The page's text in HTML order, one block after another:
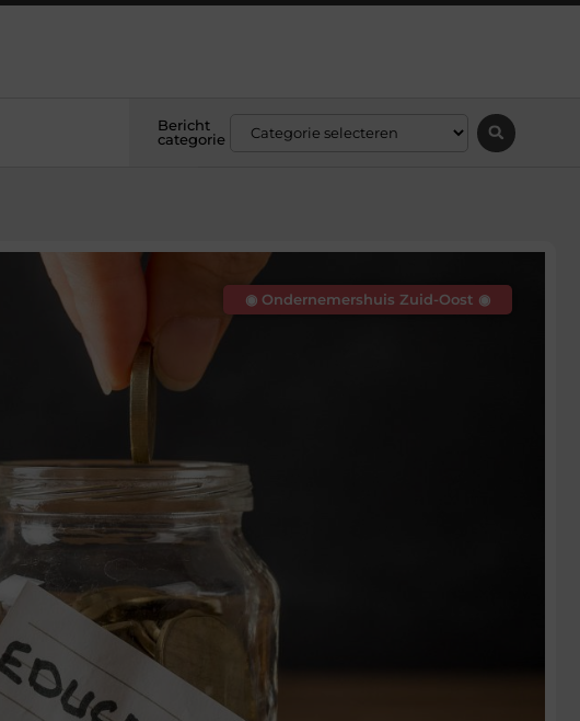
Bericht
categorie
◉ Ondernemershuis Zuid-Oost ◉